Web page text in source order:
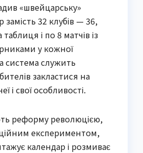
«швейцарську»
32 клубів — 36,
і по 8 матчів із
у кожної
система служить
закластися на
і свої особливості.
реформу революцією,
експериментом,
календар і розмиває